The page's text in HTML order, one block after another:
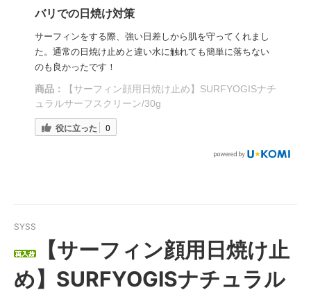
バリでの日焼け対策
サーフィンをする際、強い日差しから肌を守ってくれまし
た。通常の日焼け止めと違い水に触れても簡単に落ちない
のも良かったです！
商品：
【サーフィン顔用日焼け止め】SURFYOGISナチ
ュラルサーフスクリーン/30g
役に立った 0
SYSS
【サーフィン顔用日焼け止
め】SURFYOGISナチュラル